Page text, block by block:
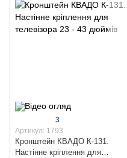
3
Артикул: 1793
Кронштейн КВАДО К-131.
Настінне кріплення для